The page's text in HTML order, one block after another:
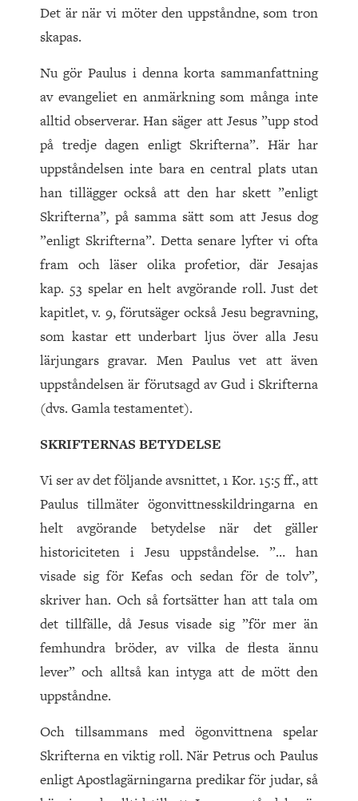
Det är när vi möter den uppståndne, som tron
skapas.
Nu gör Paulus i denna korta sammanfattning
av evangeliet en anmärkning som många inte
alltid observerar. Han säger att Jesus ”upp stod
på tredje dagen enligt Skrifterna”. Här har
uppståndelsen inte bara en central plats utan
han tillägger också att den har skett ”enligt
Skrifterna”, på samma sätt som att Jesus dog
”enligt Skrifterna”. Detta senare lyfter vi ofta
fram och läser olika profetior, där Jesajas
kap. 53 spelar en helt avgörande roll. Just det
kapitlet, v. 9, förutsäger också Jesu begravning,
som kastar ett underbart ljus över alla Jesu
lärjungars gravar. Men Paulus vet att även
uppståndelsen är förutsagd av Gud i Skrifterna
(dvs. Gamla testamentet).
SKRIFTERNAS BETYDELSE
Vi ser av det följande avsnittet, 1 Kor. 15:5 ff., att
Paulus tillmäter ögonvittnesskildringarna en
helt avgörande betydelse när det gäller
historiciteten i Jesu uppståndelse. ”… han
visade sig för Kefas och sedan för de tolv”,
skriver han. Och så fortsätter han att tala om
det tillfälle, då Jesus visade sig ”för mer än
femhundra bröder, av vilka de flesta ännu
lever” och alltså kan intyga att de mött den
uppståndne.
Och tillsammans med ögonvittnena spelar
Skrifterna en viktig roll. När Petrus och Paulus
enligt Apostlagärningarna predikar för judar, så